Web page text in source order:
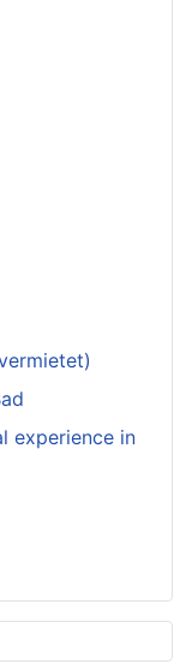
experience in